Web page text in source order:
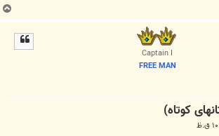
ب
ا
Captain I
FREE MAN